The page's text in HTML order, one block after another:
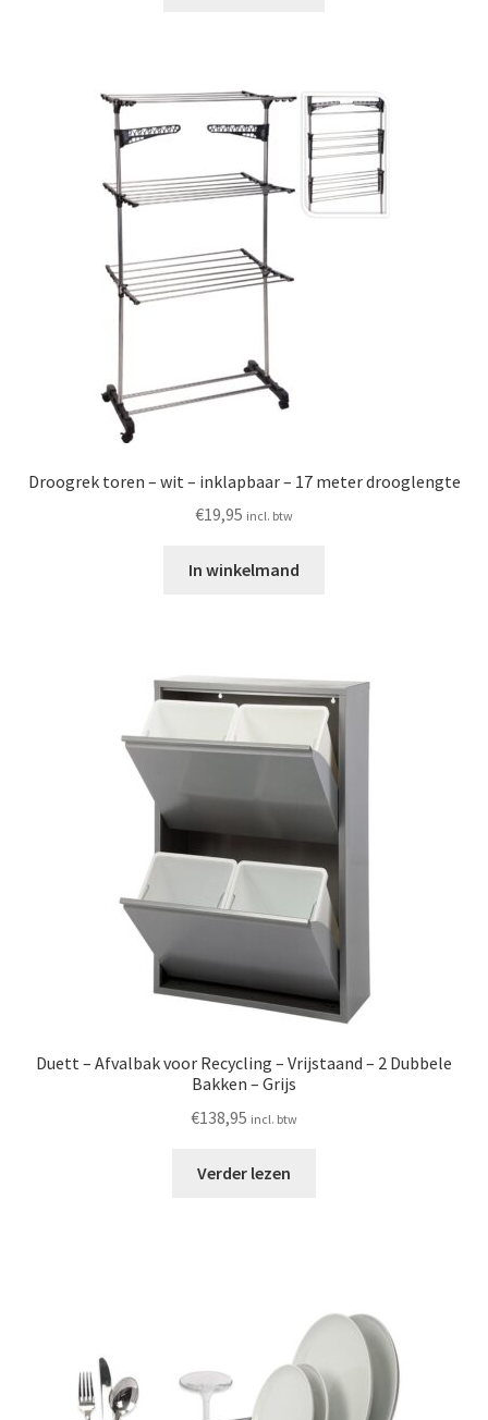
Droogrek toren – wit – inklapbaar – 17 meter drooglengte
€19,95 incl. btw
In winkelmand
Duett – Afvalbak voor Recycling – Vrijstaand – 2 Dubbele
Bakken – Grijs
€138,95 incl. btw
Verder lezen